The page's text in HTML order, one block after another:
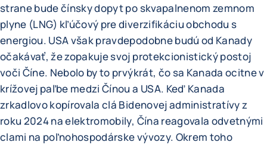
strane bude čínsky dopyt po skvapalnenom zemnom
plyne (LNG) kľúčový pre diverzifikáciu obchodu s
energiou. USA však pravdepodobne budú od Kanady
očakávať, že zopakuje svoj protekcionistický postoj
voči Číne. Nebolo by to prvýkrát, čo sa Kanada ocitne v
krížovej paľbe medzi Čínou a USA. Keď Kanada
zrkadlovo kopírovala clá Bidenovej administratívy z
roku 2024 na elektromobily, Čína reagovala odvetnými
clami na poľnohospodárske vývozy. Okrem toho